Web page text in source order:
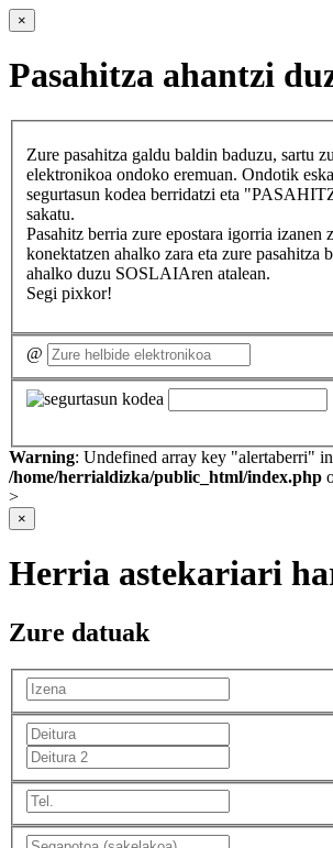
×
Pasahitza ahantzi
Zure pasahitza galdu baldin baduzu, sartu
elektronikoa ondoko eremuan. Ondotik
segurtasun kodea berridatzi eta
sakatu.
Pasahitz berria zure epostara igorria izanen
konektatzen ahalko zara eta zure pasahitza
ahalko duzu SOSLAIAren atalean.
Segi pixkor!
@
Warning: Undefined array key "alertaberri" in
/home/herrialdizka/public_html/index.php
>
×
Herria astekariari
Zure datuak